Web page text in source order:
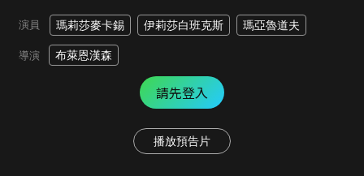
演員 瑪莉莎麥卡錫 伊莉莎白班克斯 瑪亞魯道夫
導演 布萊恩漢森
請先登入
播放預告片